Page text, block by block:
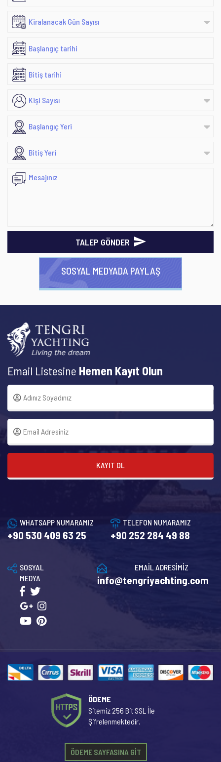
TALEP GÖNDER
SOSYAL MEDYADA PAYLAŞ
Email Listesine Hemen Kayıt Olun
KAYIT OL
WHATSAPP NUMARAMIZ
+90 530 409 63 25
TELEFON NUMARAMIZ
+90 252 284 49 88
EMAİL ADRESİMİZ
info@tengriyachting.com
SOSYAL
MEDYA
ÖDEME
Sitemiz 256 Bit SSL İle
Şifrelenmektedir.
ÖDEME SAYFASINA GİT